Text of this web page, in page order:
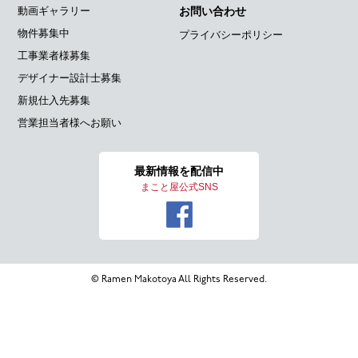
動画ギャラリー
物件募集中
工事業者様募集
デザイナー設計士募集
新規仕入先募集
営業担当者様へお願い
お問い合わせ
プライバシーポリシー
最新情報を配信中
まこと屋公式SNS
© Ramen Makotoya All Rights Reserved.